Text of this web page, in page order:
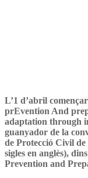
L’1 d’abril
prEvention And
adaptation through
guanyador de la
de Protecció Civil
sigles en anglès),
Prevention and